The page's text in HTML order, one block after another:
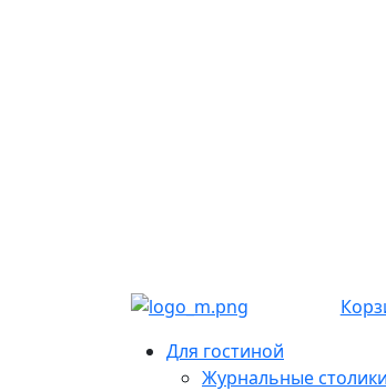
Для гостиной
Журнальные столики